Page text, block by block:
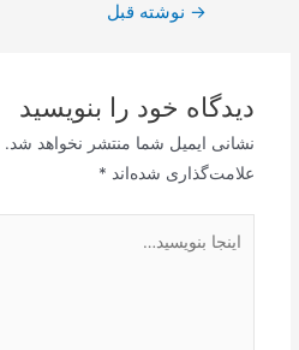
راهبری
→ نوشته قبل
دیدگاه‌ خود را بنویسید
نشانی ایمیل شما منتشر نخواهد شد.
علامت‌گذاری شده‌اند *
بنویسید…